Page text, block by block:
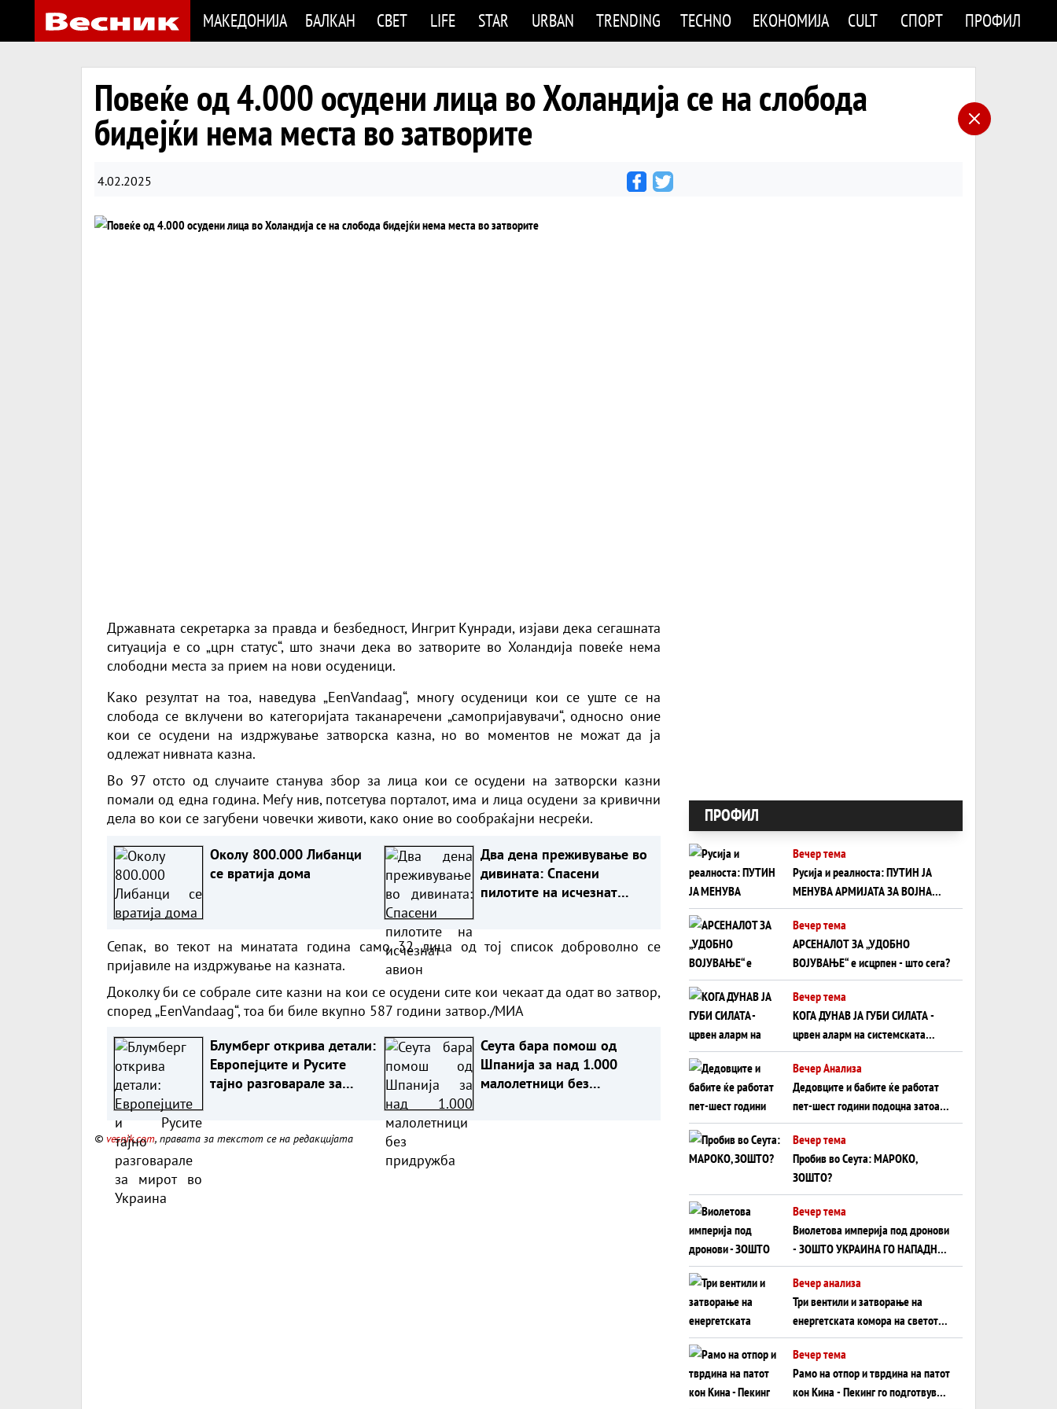
МАКЕДОНИЈА БАЛКАН СВЕТ LIFE STAR URBAN TRENDING TECHNO ЕКОНОМИЈА CULT СПОРТ ПРОФИЛ
Повеќе од 4.000 осудени лица во Холандија се на слобода
бидејќи нема места во затворите
4.02.2025
Државната секретарка за правда и безбедност, Ингрит Кунради, изјави дека сегашната
ситуација е со „црн статус“, што значи дека во затворите во Холандија повеќе нема
слободни места за прием на нови осуденици.
Како резултат на тоа, наведува „EenVandaag“, многу осуденици кои се уште се на
слобода се вклучени во категоријата таканаречени „самопријавувачи“, односно оние
кои се осудени на издржување затворска казна, но во моментов не можат да ја
одлежат нивната казна.
Во 97 отсто од случаите станува збор за лица кои се осудени на затворски казни
помали од една година. Меѓу нив, потсетува порталот, има и лица осудени за кривични
дела во кои се загубени човечки животи, како оние во сообраќајни несреќи.
Околу 800.000 Либанци
се вратија дома
Два дена преживување во
дивината: Спасени
пилотите на исчезнат
Сепак, во текот на минатата година само 32 лица од тој список доброволно се
пријавиле на издржување на казната.
Доколку би се собрале сите казни на кои се осудени сите кои чекаат да одат во затвор,
според „EenVandaag“, тоа би биле вкупно 587 години затвор./МИА
Блумберг открива детали:
Европејците и Русите
тајно разговарале за
Сеута бара помош од
Шпанија за над 1.000
малолетници без
© vesnik.com, правата за текстот се на редакцијата
ПРОФИЛ
Вечер тема
Русија и реалноста: ПУТИН ЈА
МЕНУВА АРМИЈАТА ЗА ВОЈНА
ШТО ОСТАНУВА БЕЗ ФРОНТ
Вечер тема
АРСЕНАЛОТ ЗА „УДОБНО
ВОЈУВАЊЕ“ е исцрпен - што сега?
Вечер тема
КОГА ДУНАВ ЈА ГУБИ СИЛАТА -
црвен аларм на системската
плоча од јужна Германија до
Црното Море...
Вечер Анализа
Дедовците и бабите ќе работат
пет-шест години подоцна затоа
што НЕМААТ ВНУЦИ ДА ГИ
ЗАМЕНАТ
Вечер тема
Пробив во Сеута: МАРОКО,
ЗОШТО?
Вечер тема
Виолетова империја под дронови
- ЗОШТО УКРАИНА ГО НАПАДНА
РУСКИОТ WILDBERRIES
Вечер анализа
Три вентили и затворање на
енергетската комора на светот:
Нападот во Суец најавува
глобален енергетски инфаркт?
Вечер тема
Рамо на отпор и тврдина на патот
кон Кина - Пекинг го подготвува